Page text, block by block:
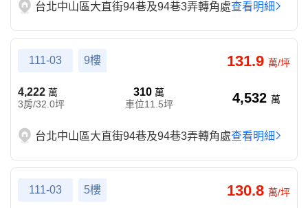
台北中山區大直街94巷及94巷3弄轉角處查看明細
111-03 9樓 131.9 萬/坪
4,222 萬
3房/32.0坪
310萬
車位11.5坪
4,532 萬
台北中山區大直街94巷及94巷3弄轉角處查看明細
111-03 5樓 130.8 萬/坪